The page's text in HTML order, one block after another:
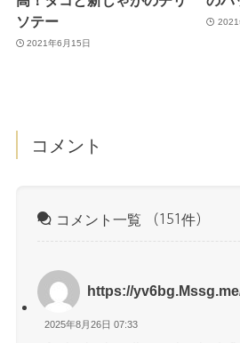
ソテー
2021年6月15日
2021
コメント
コメント一覧 （151件）
https://
2025年8月26日 07:33